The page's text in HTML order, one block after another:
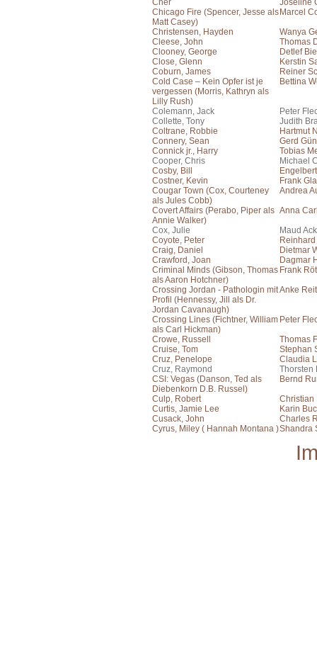
Cher
Joseline
Chicago Fire (Spencer, Jesse als
Matt Casey)
Marcel
Christensen, Hayden
Wanya
Cleese, John
Thomas
Clooney, George
Detlef
Close, Glenn
Kerstin
Coburn, James
Reiner
Cold Case – Kein Opfer ist je
vergessen (Morris, Kathryn als
Lilly Rush)
Bettina
Colemann, Jack
Peter
Collette, Tony
Judith
Coltrane, Robbie
Hartmut
Connery, Sean
Gerd
Connick jr., Harry
Tobias
Cooper, Chris
Michael
Cosby, Bill
Costner, Kevin
Frank
Cougar Town (Cox, Courteney
als Jules Cobb)
Andrea
Covert Affairs (Perabo, Piper als
Annie Walker)
Anna
Cox, Julie
Maud
Coyote, Peter
Craig, Daniel
Dietmar
Crawford, Joan
Dagmar
Criminal Minds (Gibson, Thomas
als Aaron Hotchner)
Frank
Crossing Jordan - Pathologin mit
Profil (Hennessy, Jill als Dr.
Jordan Cavanaugh)
Anke
Crossing Lines (Fichtner, William
als Carl Hickman)
Peter
Crowe, Russell
Thomas
Cruise, Tom
Stephan
Cruz, Penelope
Claudia
Cruz, Raymond
Thorsten
CSI: Vegas (Danson, Ted als
Diebenkorn D.B. Russel)
Bernd
Culp, Robert
Christian
Curtis, Jamie Lee
Karin
Cusack, John
Charles
Cyrus, Miley ( Hannah Montana )Shandra